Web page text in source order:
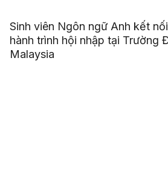
Sinh viên Ngôn ngữ Anh kết
hành trình hội nhập tại Trường
Malaysia